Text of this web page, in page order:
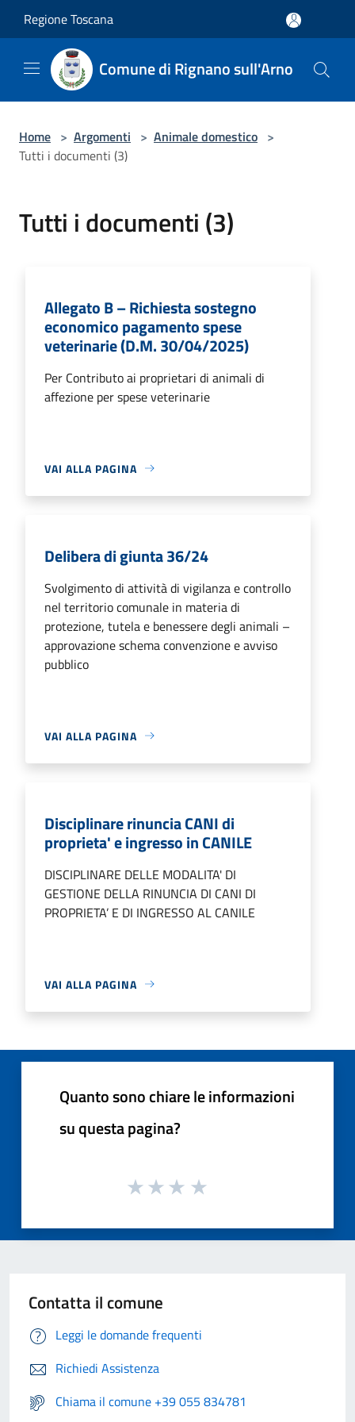
Regione Toscana
Comune di Rignano sull'Arno
Home > Argomenti > Animale domestico >
Tutti i documenti (3)
Tutti i documenti (3)
Allegato B – Richiesta sostegno
economico pagamento spese
veterinarie (D.M. 30/04/2025)
Per Contributo ai proprietari di animali di
affezione per spese veterinarie
VAI ALLA PAGINA
Delibera di giunta 36/24
Svolgimento di attività di vigilanza e controllo
nel territorio comunale in materia di
protezione, tutela e benessere degli animali –
approvazione schema convenzione e avviso
pubblico
VAI ALLA PAGINA
Disciplinare rinuncia CANI di
proprieta' e ingresso in CANILE
DISCIPLINARE DELLE MODALITA' DI
GESTIONE DELLA RINUNCIA DI CANI DI
PROPRIETA’ E DI INGRESSO AL CANILE
VAI ALLA PAGINA
Quanto sono chiare le informazioni
su questa pagina?
Contatta il comune
Leggi le domande frequenti
Richiedi Assistenza
Chiama il comune +39 055 834781